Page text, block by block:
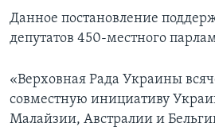
Данное постановление
депутатов 450-местного
«Верховная Рада Украины
совместную инициативу
Малайзии, Австралии и